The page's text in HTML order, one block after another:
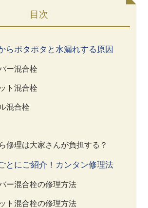
目次
らポタポタと水漏れする原因
ー混合栓
ト混合栓
混合栓
修理は大家さんが負担する？
とにご紹介！カンタン修理法
ー混合栓の修理方法
ト混合栓の修理方法